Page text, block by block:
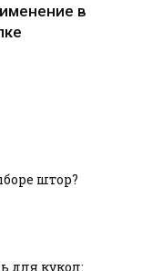
в
штор?
для кукол: